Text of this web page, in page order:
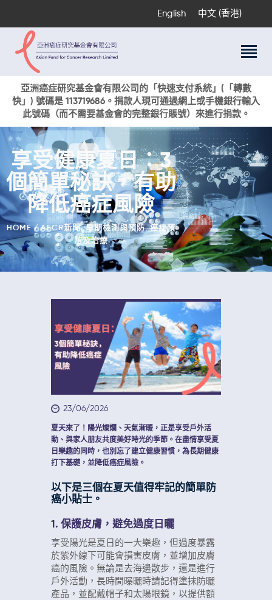
English 中文 (香港)
亞洲癌症研究基金會有限公司的「快速支付系統」(「轉數
快」) 號碼是 113719686。捐款人現可通過網上或手機銀行輸入
此號碼（而不需要基金會的完整銀行賬號）來進行捐款。
享受健康夏日：3
個簡單秘訣，有助
降低癌症風險
HOME AFCR新聞,早期檢測與預防,癌症預
防及治療
關於我們
科研項目
活動與獎項
新聞
捐款支持
現在捐贈
23/06/2026
夏天來了！陽光燦爛、天氣漸暖，正是享受戶外活
動、與家人朋友共度美好時光的季節。在盡情享受夏
日樂趣的同時，也別忘了建立健康習慣，為長期健康
打下基礎，並降低癌症風險。
以下是三個在夏天值得牢記的簡單防
癌小貼士。
1. 保護皮膚，避免過度日曬
享受陽光是夏日的一大樂趣，但過度暴露
於紫外線下可能會損害皮膚，並增加皮膚
癌的風險。無論是去海邊散步，還是進行
戶外活動，長時間曝曬時請記得塗抹防曬
產品，並配戴帽子和太陽眼鏡，以提供額